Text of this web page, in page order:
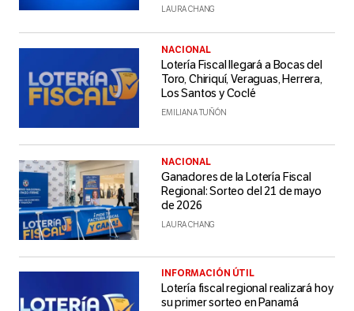
LAURA CHANG
NACIONAL
Lotería Fiscal llegará a Bocas del
Toro, Chiriquí, Veraguas, Herrera,
Los Santos y Coclé
EMILIANA TUÑÓN
NACIONAL
Ganadores de la Lotería Fiscal
Regional: Sorteo del 21 de mayo
de 2026
LAURA CHANG
INFORMACIÓN ÚTIL
Lotería fiscal regional realizará hoy
su primer sorteo en Panamá